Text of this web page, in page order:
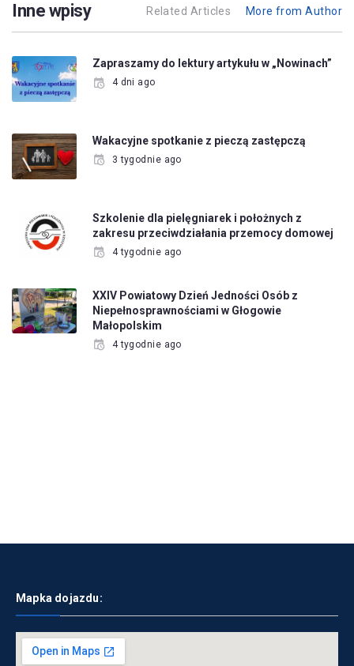
Inne wpisy Related Articles More from Author
Zapraszamy do lektury artykułu w „Nowinach”
4 dni ago
Wakacyjne spotkanie z pieczą zastępczą
3 tygodnie ago
Szkolenie dla pielęgniarek i położnych z
zakresu przeciwdziałania przemocy domowej
4 tygodnie ago
XXIV Powiatowy Dzień Jedności Osób z
Niepełnosprawnościami w Głogowie
Małopolskim
4 tygodnie ago
Mapka dojazdu: